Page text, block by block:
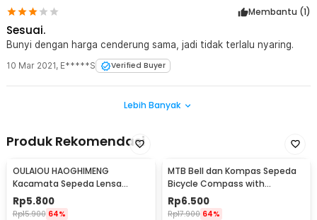
Membantu (1)
Sesuai.
Bunyi dengan harga cenderung sama, jadi tidak terlalu nyaring.
10 Mar 2021, E*****S Verified Buyer
Lebih Banyak
Produk Rekomendasi
OULAIOU HAOGHIMENG
Kacamata Sepeda Lensa
Mercury Cycling Outdoor Sport
- 3015
Rp5.800
Rp15.900 64%
MTB Bell dan Kompas Sepeda
Bicycle Compass with
Trumpet Bell Aluminium -
R2194
Rp6.500
Rp17.900 64%